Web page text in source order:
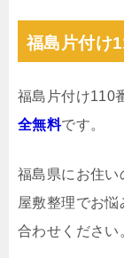
福島片付け
福島片付け110
全無料です。
福島県にお住い
屋敷整理でお
合わせください